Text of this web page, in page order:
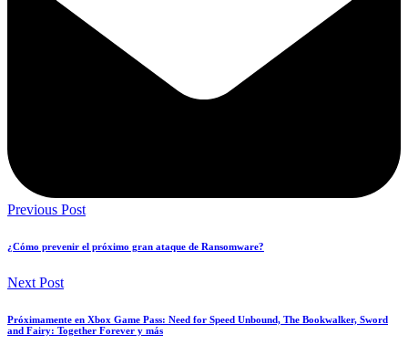
Previous Post
¿Cómo prevenir el próximo gran ataque de Ransomware?
Next Post
Próximamente en Xbox Game Pass: Need for Speed Unbound, The Bookwalker, Sword
and Fairy: Together Forever y más